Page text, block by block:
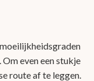
even een stukje
route af te leggen.